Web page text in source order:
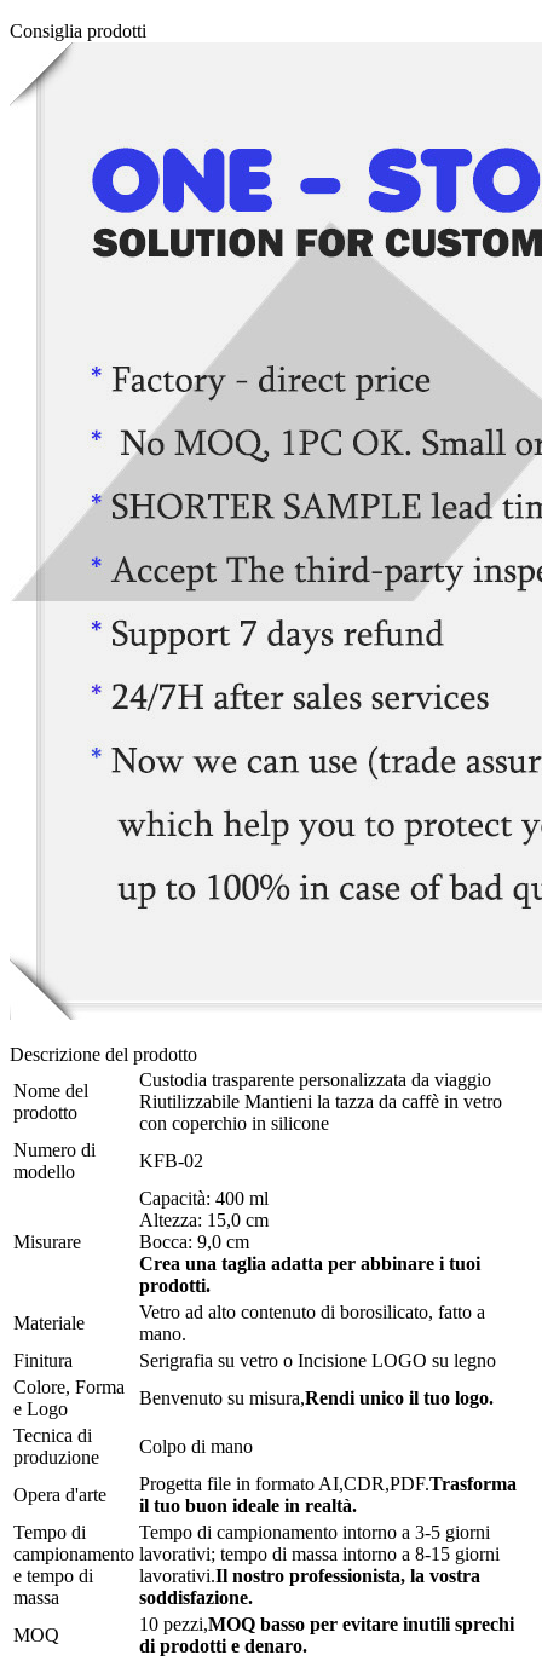
Consiglia prodotti
Descrizione del prodotto
Nome del
prodotto
Custodia trasparente personalizzata da viaggio
Riutilizzabile Mantieni la tazza da caffè in vetro
con coperchio in silicone
Numero di
modello
KFB-02
Misurare
Capacità: 400 ml
Altezza: 15,0 cm
Bocca: 9,0 cm
Crea una taglia adatta per abbinare i tuoi
prodotti.
Materiale
Vetro ad alto contenuto di borosilicato, fatto a
mano.
Finitura
Serigrafia su vetro o Incisione LOGO su legno
Colore, Forma
e Logo
Benvenuto su misura,Rendi unico il tuo logo.
Tecnica di
produzione
Colpo di mano
Opera d'arte
Progetta file in formato AI,CDR,PDF.Trasforma
il tuo buon ideale in realtà.
Tempo di
campionamento
e tempo di
massa
Tempo di campionamento intorno a 3-5 giorni
lavorativi; tempo di massa intorno a 8-15 giorni
lavorativi.Il nostro professionista, la vostra
soddisfazione.
MOQ
10 pezzi,MOQ basso per evitare inutili sprechi
di prodotti e denaro.